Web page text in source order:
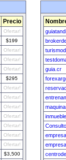
Precio
Ofertar!
$199
Ofertar!
Ofertar!
Ofertar!
$295
Ofertar!
Ofertar!
Ofertar!
Ofertar!
Ofertar!
Ofertar!
Ofertar!
$3,500
guia.cr